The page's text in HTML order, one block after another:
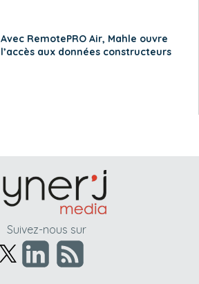
Avec RemotePRO Air, Mahle ouvre
l’accès aux données constructeurs
Suivez-nous sur